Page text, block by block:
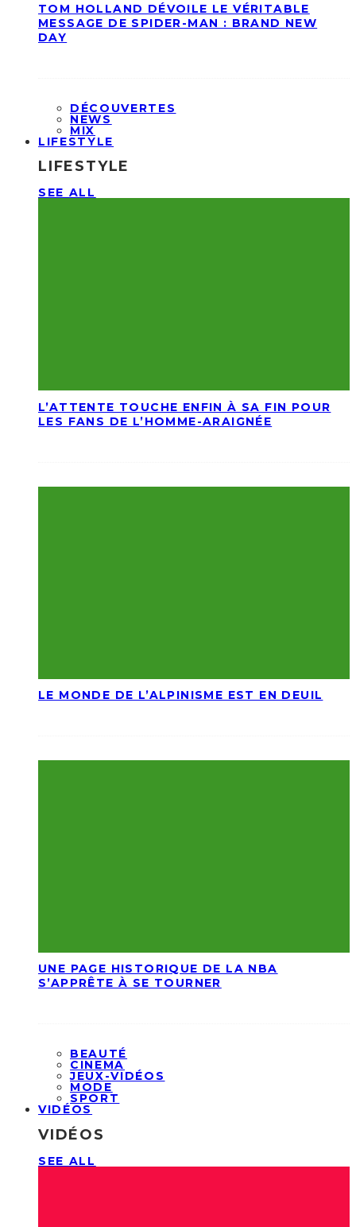
TOM HOLLAND DÉVOILE LE VÉRITABLE
MESSAGE DE SPIDER-MAN : BRAND NEW
DAY
DÉCOUVERTES
NEWS
MIX
LIFESTYLE
LIFESTYLE
SEE ALL
L’ATTENTE TOUCHE ENFIN À SA FIN POUR
LES FANS DE L’HOMME-ARAIGNÉE
LE MONDE DE L’ALPINISME EST EN DEUIL
UNE PAGE HISTORIQUE DE LA NBA
S’APPRÊTE À SE TOURNER
BEAUTÉ
CINEMA
JEUX-VIDÉOS
MODE
SPORT
VIDÉOS
VIDÉOS
SEE ALL